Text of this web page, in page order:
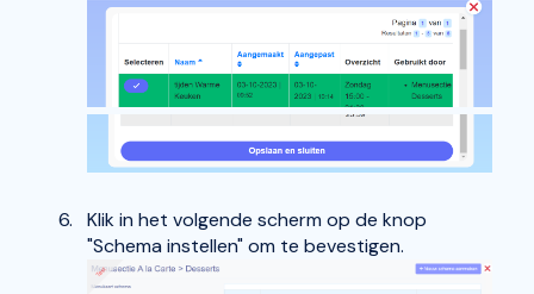
Klik in het volgende scherm op de knop
"Schema instellen" om te bevestigen.